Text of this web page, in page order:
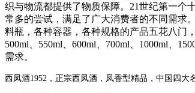
织与物流都提供了物质保障。21世纪第一个
常多的尝试，满足了广大消费者的不同需求
料瓶，各种容器，各种规格的产品五花八门
500ml、550ml、600ml、700ml、1000ml、
需求。
西凤酒1952，正宗西凤酒，凤香型精品，中国四大